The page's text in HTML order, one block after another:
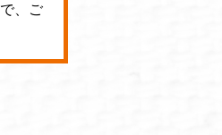
、ご